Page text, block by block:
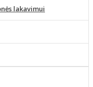
lakavimui